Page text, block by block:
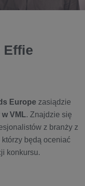
Effie
Europe zasiądzie
VML. Znajdzie się
z branży z
będą oceniać
konkursu.